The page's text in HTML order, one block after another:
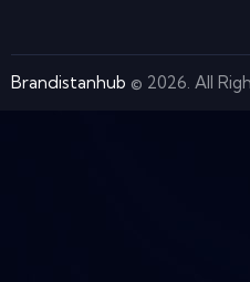
Brandistanhub © 2026. All